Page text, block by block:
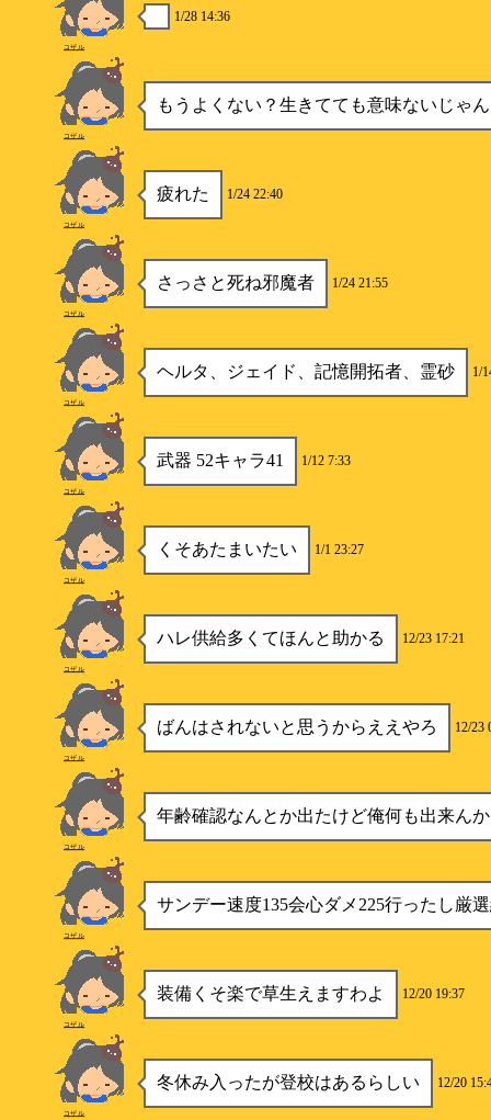
1/28 14:36
コザル
もうよくない？生きてても意味ないじゃん
コザル
疲れた 1/24 22:40
コザル
さっさと死ね邪魔者 1/24 21:55
コザル
ヘルタ、ジェイド、記憶開拓者、霊砂 1/
コザル
武器 52キャラ41 1/12 7:33
コザル
くそあたまいたい 1/1 23:27
コザル
ハレ供給多くてほんと助かる 12/23 17:21
コザル
ばんはされないと思うからええやろ 12/23
コザル
年齢確認なんとか出たけど俺何も出来ん
コザル
サンデー速度135会心ダメ225行ったし厳
コザル
装備くそ楽で草生えますわよ 12/20 19:37
コザル
冬休み入ったが登校はあるらしい 12/20
コザル